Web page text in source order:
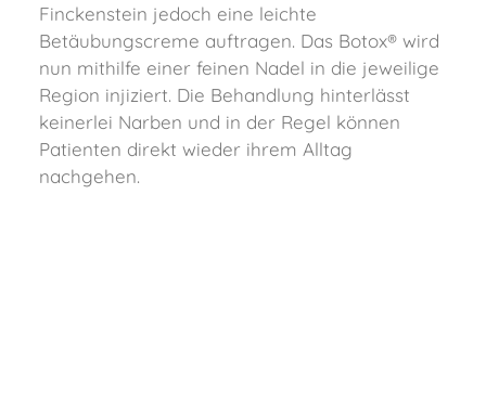
Finckenstein jedoch eine leichte
Betäubungscreme auftragen. Das Botox® wird
nun mithilfe einer feinen Nadel in die jeweilige
Region injiziert. Die Behandlung hinterlässt
keinerlei Narben und in der Regel können
Patienten direkt wieder ihrem Alltag
nachgehen.